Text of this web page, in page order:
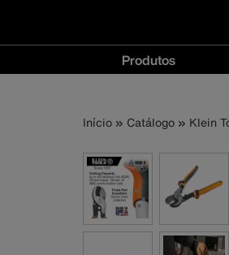
Navegação
principal
Produtos
Trilha
de
Início Catálogo Klein